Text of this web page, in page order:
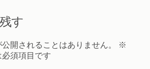
す
開されることはありません。
※
須項目です